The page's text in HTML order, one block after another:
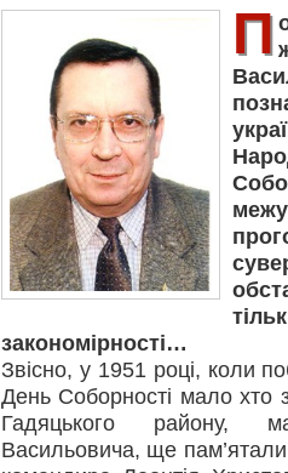
П
закономірності…
Звісно, у 1951 році, коли
День Соборності мало хто
Гадяцького району,
Васильовича, ще